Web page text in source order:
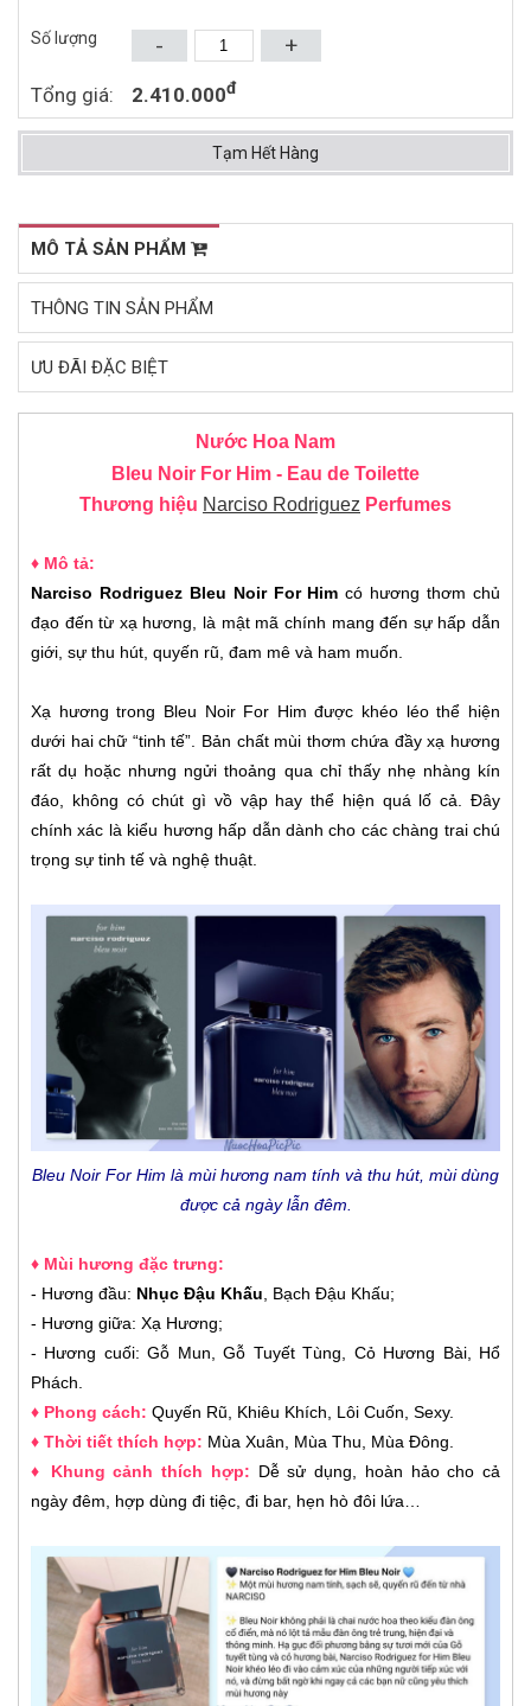
Số lượng +
-
Tổng giá: 2.410.000đ
Tạm Hết Hàng
Mua ngay
MÔ TẢ SẢN PHẨM
THÔNG TIN SẢN PHẨM
ƯU ĐÃI ĐẶC BIỆT
Nước Hoa Nam
Bleu Noir For Him - Eau de Toilette
Thương hiệu Narciso Rodriguez Perfumes
♦ Mô tả:
Narciso Rodriguez Bleu Noir For Him có hương thơm chủ
đạo đến từ xạ hương, là mật mã chính mang đến sự hấp dẫn
giới, sự thu hút, quyến rũ, đam mê và ham muốn.
Xạ hương trong Bleu Noir For Him được khéo léo thể hiện
dưới hai chữ “tinh tế”. Bản chất mùi thơm chứa đầy xạ hương
rất dụ hoặc nhưng ngửi thoảng qua chỉ thấy nhẹ nhàng kín
đáo, không có chút gì vồ vập hay thể hiện quá lố cả. Đây
chính xác là kiểu hương hấp dẫn dành cho các chàng trai chú
trọng sự tinh tế và nghệ thuật.
Bleu Noir For Him là mùi hương nam tính và thu hút, mùi dùng
được cả ngày lẫn đêm.
♦ Mùi hương đặc trưng:
- Hương đầu: Nhục Đậu Khấu , Bạch Đậu Khấu;
- Hương giữa: Xạ Hương;
- Hương cuối: Gỗ Mun, Gỗ Tuyết Tùng, Cỏ Hương Bài, Hổ
Phách.
♦ Phong cách: Quyến Rũ, Khiêu Khích, Lôi Cuốn, Sexy.
♦ Thời tiết thích hợp: Mùa Xuân, Mùa Thu, Mùa Đông.
♦ Khung cảnh thích hợp: Dễ sử dụng, hoàn hảo cho cả
ngày đêm, hợp dùng đi tiệc, đi bar, hẹn hò đôi lứa…